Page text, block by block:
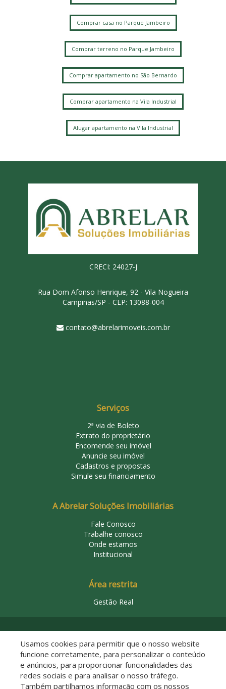
Comprar casa no Parque Jambeiro
Comprar terreno no Parque Jambeiro
Comprar apartamento no São Bernardo
Comprar apartamento na Vila Industrial
Alugar apartamento na Vila Industrial
CRECI: 24027-J
Rua Dom Afonso Henrique, 92 - Vila Nogueira
Campinas/SP - CEP: 13088-004
contato@abrelarimoveis.com.br
Serviços
2ª via de Boleto
Extrato do proprietário
Encomende seu imóvel
Anuncie seu imóvel
Cadastros e propostas
Simule seu financiamento
A Abrelar Soluções Imobiliárias
Fale Conosco
Trabalhe conosco
Onde estamos
Institucional
Área restrita
Gestão Real
Usamos cookies para permitir que o nosso website
funcione corretamente, para personalizar o conteúdo
e anúncios, para proporcionar funcionalidades das
redes sociais e para analisar o nosso tráfego.
Também partilhamos informação com os nossos